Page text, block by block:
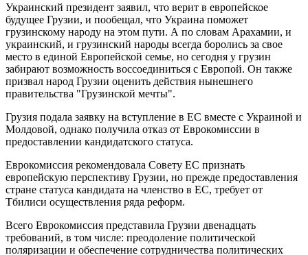
Украинский президент заявил, что верит в европейское
будущее Грузии, и пообещал, что Украина поможет
грузинскому народу на этом пути. А по словам Арахамии, и
украинский, и грузинский народы всегда боролись за свое
место в единой Европейской семье, но сегодня у грузин
забирают возможность воссоединиться с Европой. Он также
призвал народ Грузии оценить действия нынешнего
правительства "Грузинской мечты".
Грузия подала заявку на вступление в ЕС вместе с Украиной и
Молдовой, однако получила отказ от Еврокомиссии в
предоставлении кандидатского статуса.
Еврокомиссия рекомендовала Совету ЕС признать
европейскую перспективу Грузии, но прежде предоставления
стране статуса кандидата на членство в ЕС, требует от
Тбилиси осуществления ряда реформ.
Всего Еврокомиссия представила Грузии двенадцать
требований, в том числе: преодоление политической
поляризации и обеспечение сотрудничества политических